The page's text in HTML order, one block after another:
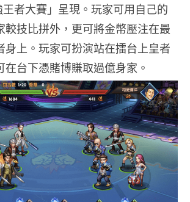
者大賽」呈現。玩家可用自己的
較技比拼外，更可將金幣壓注在最
身上。玩家可扮演站在擂台上皇者
在台下憑賭博賺取過億身家。